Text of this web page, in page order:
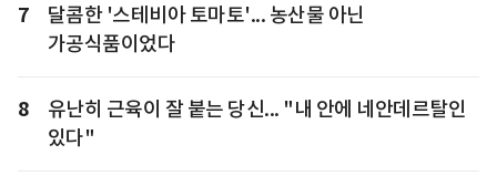
7
달콤한 '스테비아 토마토'... 농산물 아닌
가공식품이었다
8
유난히 근육이 잘 붙는 당신... "내 안에 네안데르탈인
있다"